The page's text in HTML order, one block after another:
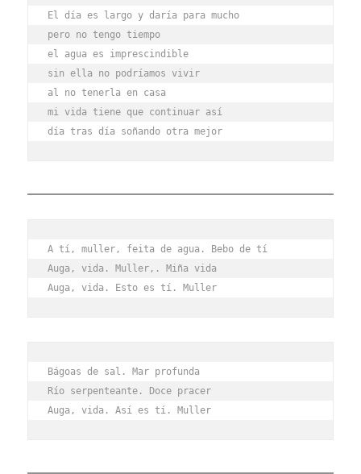
El día es largo y daría para mucho
pero no tengo tiempo
el agua es imprescindible
sin ella no podríamos vivir
al no tenerla en casa
mi vida tiene que continuar así
día tras día soñando otra mejor
A tí, muller, feita de agua. Bebo de tí
Auga, vida. Muller,. Miña vida
Auga, vida. Esto es tí. Muller
Bágoas de sal. Mar profunda
Río serpenteante. Doce pracer
Auga, vida. Así es tí. Muller